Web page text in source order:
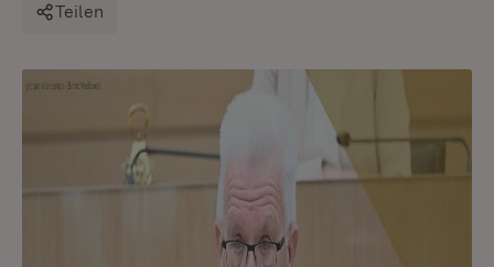
Teilen